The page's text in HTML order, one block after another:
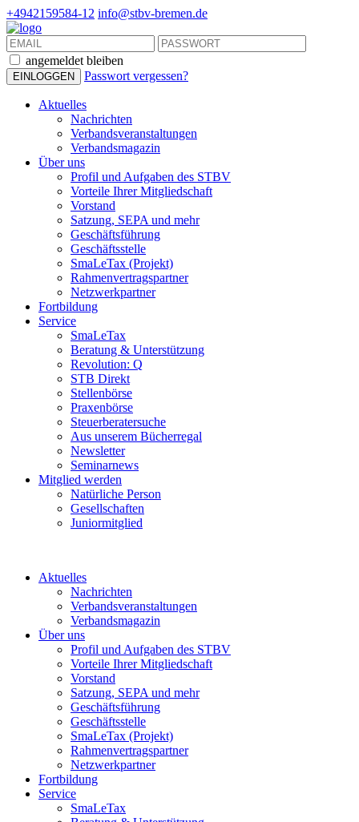
+4942159584-12 info@stbv-bremen.de
angemeldet bleiben
Passwort vergessen?
Aktuelles
Nachrichten
Verbandsveranstaltungen
Verbandsmagazin
Über uns
Profil und Aufgaben des STBV
Vorteile Ihrer Mitgliedschaft
Vorstand
Satzung, SEPA und mehr
Geschäftsführung
Geschäftsstelle
SmaLeTax (Projekt)
Rahmenvertragspartner
Netzwerkpartner
Fortbildung
Service
SmaLeTax
Beratung & Unterstützung
Revolution: Q
STB Direkt
Stellenbörse
Praxenbörse
Steuerberatersuche
Aus unserem Bücherregal
Newsletter
Seminarnews
Mitglied werden
Natürliche Person
Gesellschaften
Juniormitglied
Aktuelles
Nachrichten
Verbandsveranstaltungen
Verbandsmagazin
Über uns
Profil und Aufgaben des STBV
Vorteile Ihrer Mitgliedschaft
Vorstand
Satzung, SEPA und mehr
Geschäftsführung
Geschäftsstelle
SmaLeTax (Projekt)
Rahmenvertragspartner
Netzwerkpartner
Fortbildung
Service
SmaLeTax